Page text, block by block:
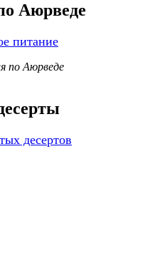
Аюрведе
питание
по Аюрведе
десертов